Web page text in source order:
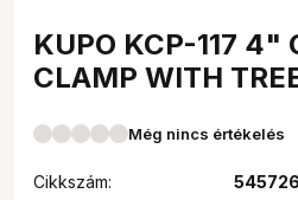
KUPO KCP-117 4"
CLAMP WITH
Még nincs értékelés
Cikkszám:
545726